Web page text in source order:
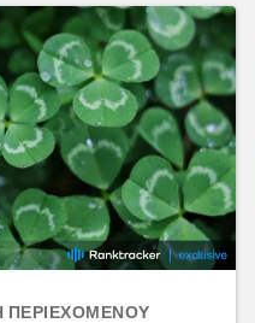
ΠΕΡΙΕΧΟΜΈΝΟΥ